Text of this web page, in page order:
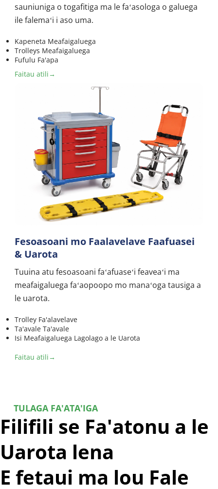
sauniuniga o togafitiga ma le faʻasologa o galuega
ile falemaʻi i aso uma.
Kapeneta Meafaigaluega
Trolleys Meafaigaluega
Fufulu Fa'apa
Faitau atili→
Fesoasoani mo Faalavelave Faafuasei
& Uarota
Tuuina atu fesoasoani faʻafuaseʻi feaveaʻi ma
meafaigaluega faʻaopoopo mo manaʻoga tausiga a
le uarota.
Trolley Fa'alavelave
Ta'avale Ta'avale
Isi Meafaigaluega Lagolago a le Uarota
Faitau atili→
TULAGA FA'ATA'IGA
Filifili se Fa'atonu a le
Uarota lena
E fetaui ma lou Fale